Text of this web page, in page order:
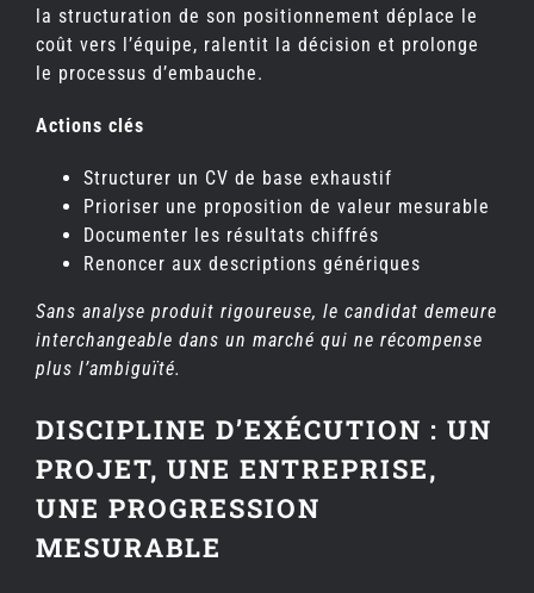
la structuration de son positionnement déplace le
coût vers l’équipe, ralentit la décision et prolonge
le processus d’embauche.
Actions clés
Structurer un CV de base exhaustif
Prioriser une proposition de valeur mesurable
Documenter les résultats chiffrés
Renoncer aux descriptions génériques
Sans analyse produit rigoureuse, le candidat demeure
interchangeable dans un marché qui ne récompense
plus l’ambiguïté.
DISCIPLINE D’EXÉCUTION : UN
PROJET, UNE ENTREPRISE,
UNE PROGRESSION
MESURABLE